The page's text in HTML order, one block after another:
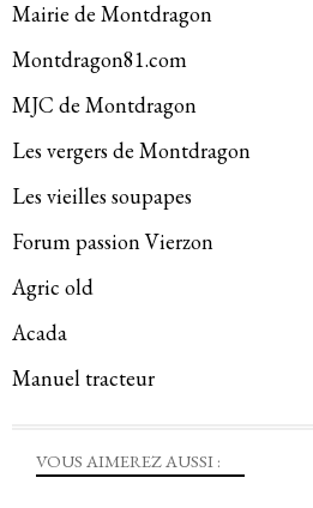
VOUS AIMEREZ AUSSI :
Mairie de Montdragon
Montdragon81.com
MJC de Montdragon
Les vergers de Montdragon
Les vieilles soupapes
Forum passion Vierzon
Agric old
Acada
Manuel tracteur